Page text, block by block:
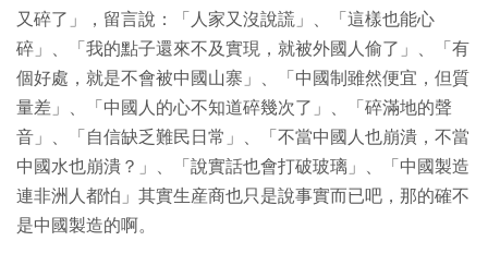
又碎了」，留言說：「人家又沒說謊」、「這樣也能心
碎」、「我的點子還來不及實現，就被外國人偷了」、「有
個好處，就是不會被中國山寨」、「中國制雖然便宜，但質
量差」、「中國人的心不知道碎幾次了」、「碎滿地的聲
音」、「自信缺乏難民日常」、「不當中國人也崩潰，不當
中國水也崩潰？」、「說實話也會打破玻璃」、「中國製造
連非洲人都怕」其實生産商也只是說事實而已吧，那的確不
是中國製造的啊。